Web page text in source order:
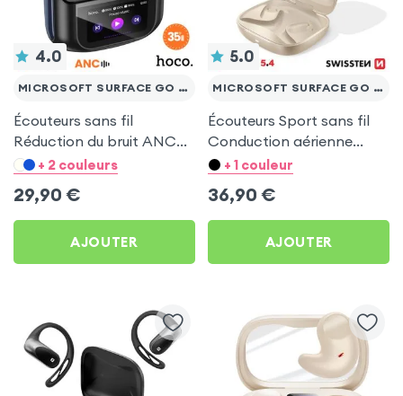
4.0
MICROSOFT SURFACE GO 10.1
Écouteurs sans fil
Réduction du bruit ANC
ENC - Hoco Noir pour
+ 2 couleurs
29,90 €
AJOUTER
5.0
MICROSOFT SURFACE GO 10.1
Écouteurs Sport sans fil
Conduction aérienne
Swissten Run Beige pour
+ 1 couleur
36,90 €
AJOUTER